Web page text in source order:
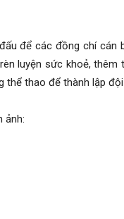
để các đồng chí
luyện sức khoẻ,
thể thao để thành lập
ảnh: